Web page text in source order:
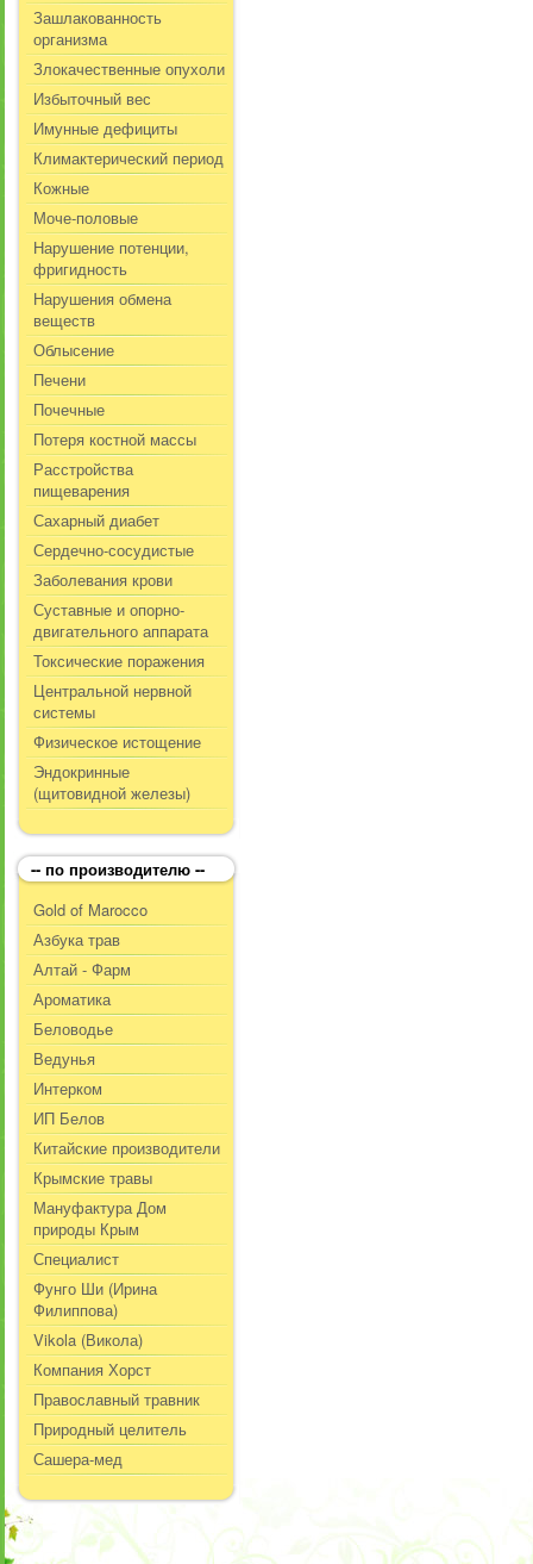
Зашлакованность
организма
Злокачественные опухоли
Избыточный вес
Имунные дефициты
Климактерический период
Кожные
Моче-половые
Нарушение потенции,
фригидность
Нарушения обмена
веществ
Облысение
Печени
Почечные
Потеря костной массы
Расстройства
пищеварения
Сахарный диабет
Сердечно-сосудистые
Заболевания крови
Суставные и опорно-
двигательного аппарата
Токсические поражения
Центральной нервной
системы
Физическое истощение
Эндокринные
(щитовидной железы)
-- по производителю --
Gold of Marocco
Азбука трав
Алтай - Фарм
Ароматика
Беловодье
Ведунья
Интерком
ИП Белов
Китайские производители
Крымские травы
Мануфактура Дом
природы Крым
Специалист
Фунго Ши (Ирина
Филиппова)
Vikola (Викола)
Компания Хорст
Православный травник
Природный целитель
Сашера-мед